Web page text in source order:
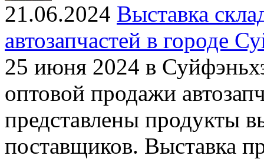
21.06.2024 Выставка
автозапчастей в городе
25 июня 2024 в
оптовой продажи
представлены продукты
поставщиков. Выставка